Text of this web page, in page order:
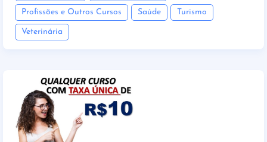
Profissões e Outros Cursos Saúde Turismo
Veterinária